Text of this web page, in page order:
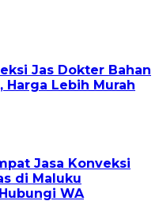
Jas Dokter Bahan
Harga Lebih Murah
Jasa Konveksi
di Maluku
WA